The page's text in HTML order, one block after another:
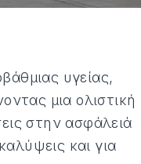
υγείας,
μια ολιστική
στην ασφάλειά
και για